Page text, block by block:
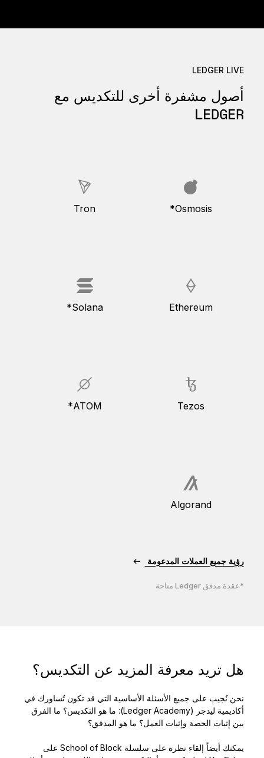
LEDGER LIVE
أصول مشفرة أخرى للتكديس مع
LEDGER
Osmosis*
Tron
Ethereum
Solana*
Tezos
ATOM*
Algorand
رؤية جميع العملات المدعومة
*عقدة مدقق Ledger متاحة
هل تريد معرفة المزيد عن التكديس؟
نحن نُجيب على جميع الأسئلة الأساسية التي قد تكون تُساورك في
أكاديمية ليدجر (Ledger Academy): ما هو التكديس؟ ما الفرق
بين إثبات الحصة وإثبات العمل؟ ما هو المدقق؟
يمكنك أيضاً إلقاء نظرة على سلسلة School of Block على